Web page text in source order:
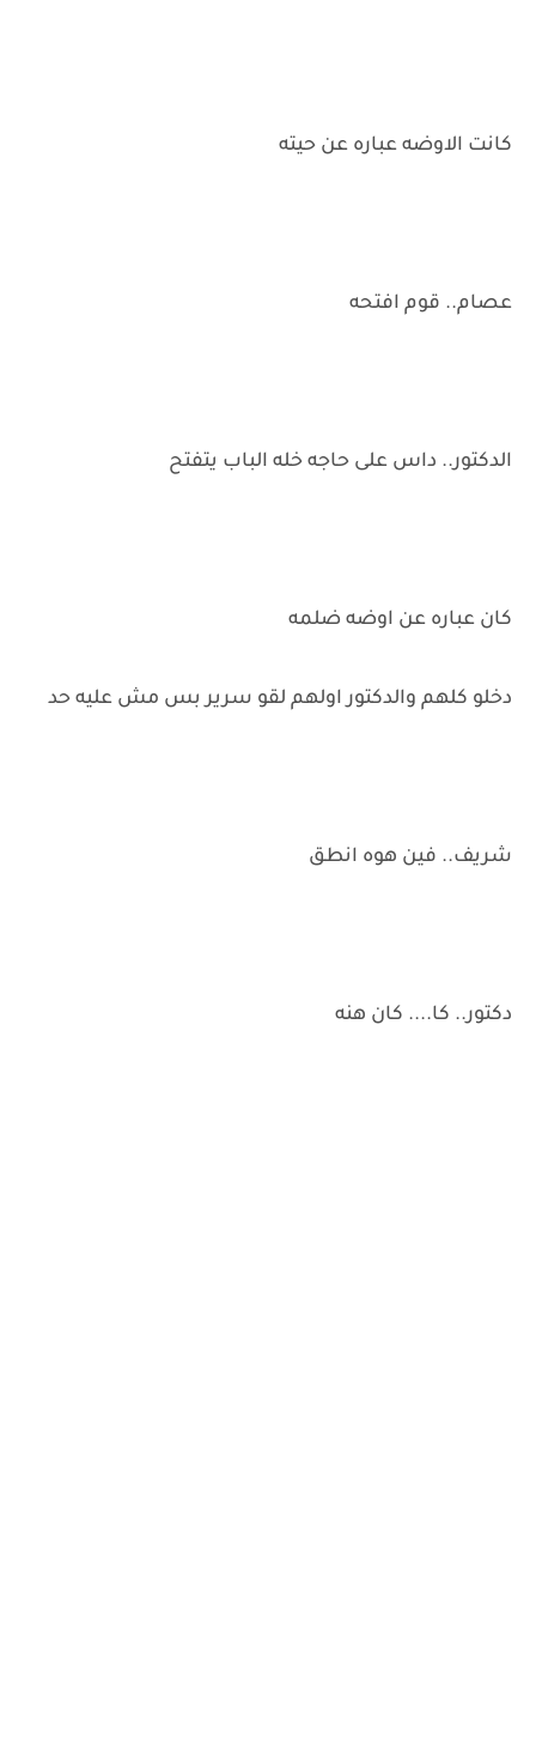
كانت الاوضه عباره عن حيته
عصام.. قوم افتحه
الدكتور.. داس على حاجه خله الباب يتفتح
كان عباره عن اوضه ضلمه
دخلو كلهم والدكتور اولهم لقو سرير بس مش عليه حد
شريف.. فين هوه انطق
دكتور.. كا.... كان هنه